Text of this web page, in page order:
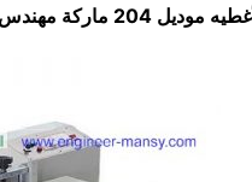
مهندس منسي